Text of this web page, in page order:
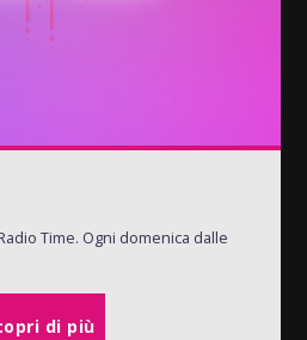
Time. Ogni domenica dalle
di più